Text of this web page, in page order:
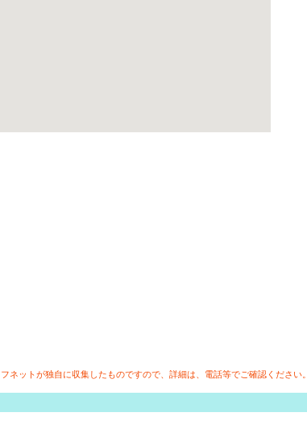
ットが独自に収集したものですので、詳細は、電話等でご確認ください。